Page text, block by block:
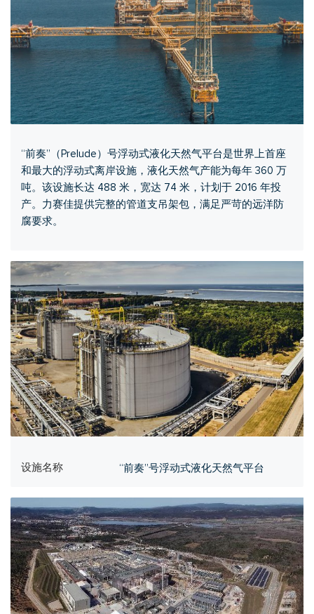
“前奏”（Prelude）号浮动式液化天然气平台是世界上首座
和最大的浮动式离岸设施，液化天然气产能为每年 360 万
吨。该设施长达 488 米，宽达 74 米，计划于 2016 年投
产。力赛佳提供完整的管道支吊架包，满足严苛的远洋防
腐要求。
设施名称 “前奏”号浮动式液化天然气平台